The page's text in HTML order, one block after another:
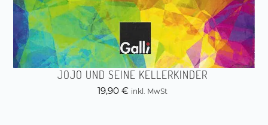
JOJO UND SEINE KELLERKINDER
19,90 € inkl. MwSt